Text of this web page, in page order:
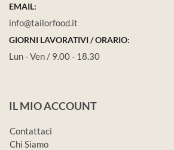
EMAIL:
info@tailorfood.it
GIORNI LAVORATIVI / ORARIO:
Lun - Ven / 9.00 - 18.30
IL MIO ACCOUNT
Contattaci
Chi Siamo